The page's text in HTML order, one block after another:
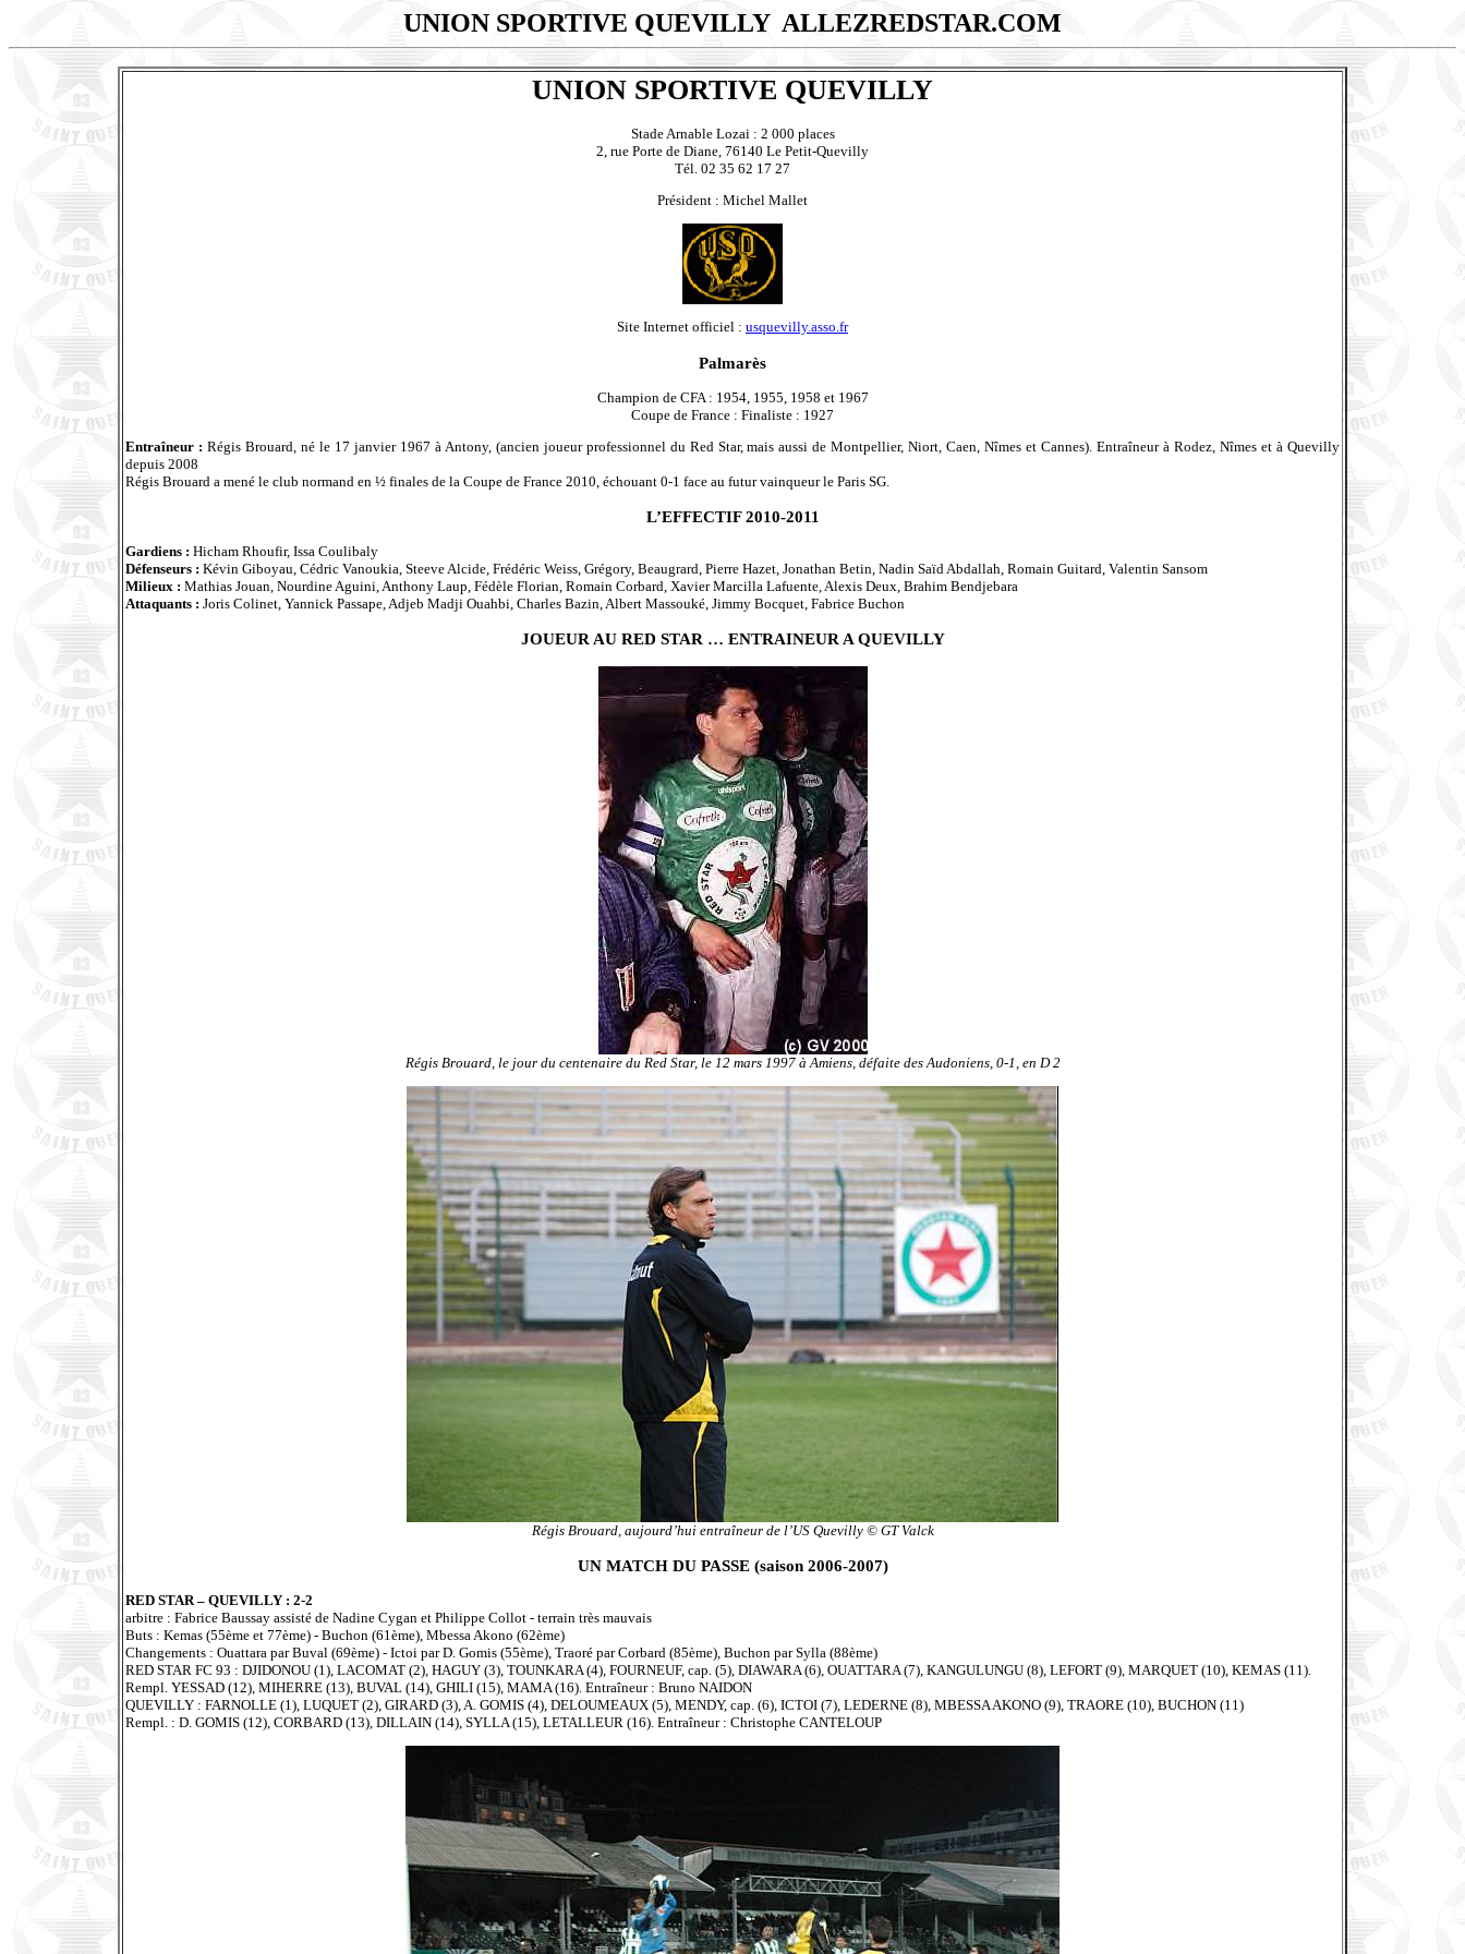
UNION SPORTIVE QUEVILLY ALLEZREDSTAR.COM
UNION SPORTIVE QUEVILLY
Stade Arnable Lozai : 2 000 places
2, rue Porte de Diane, 76140 Le Petit-Quevilly
Tél. 02 35 62 17 27
Président : Michel Mallet
Site Internet officiel : usquevilly.asso.fr
Palmarès
Champion de CFA : 1954, 1955, 1958 et 1967
Coupe de France : Finaliste : 1927
Entraîneur : Régis Brouard, né le 17 janvier 1967 à Antony, (ancien joueur professionnel du Red Star, mais aussi de Montpellier, Niort, Caen, Nîmes et Cannes). Entraîneur à Rodez, Nîmes et à Quevilly
depuis 2008
Régis Brouard a mené le club normand en ½ finales de la Coupe de France 2010, échouant 0-1 face au futur vainqueur le Paris SG.
L’EFFECTIF 2010-2011
Gardiens : Hicham Rhoufir, Issa Coulibaly
Défenseurs : Kévin Giboyau, Cédric Vanoukia, Steeve Alcide, Frédéric Weiss, Grégory, Beaugrard, Pierre Hazet, Jonathan Betin, Nadin Saïd Abdallah, Romain Guitard, Valentin Sansom
Milieux : Mathias Jouan, Nourdine Aguini, Anthony Laup, Fédèle Florian, Romain Corbard, Xavier Marcilla Lafuente, Alexis Deux, Brahim Bendjebara
Attaquants : Joris Colinet, Yannick Passape, Adjeb Madji Ouahbi, Charles Bazin, Albert Massouké, Jimmy Bocquet, Fabrice Buchon
JOUEUR AU RED STAR … ENTRAINEUR A QUEVILLY
Régis Brouard, le jour du centenaire du Red Star, le 12 mars 1997 à Amiens, défaite des Audoniens, 0-1, en D 2
Régis Brouard, aujourd’hui entraîneur de l’US Quevilly © GT Valck
UN MATCH DU PASSE (saison 2006-2007)
RED STAR – QUEVILLY : 2-2
arbitre : Fabrice Baussay assisté de Nadine Cygan et Philippe Collot - terrain très mauvais
Buts : Kemas (55ème et 77ème) - Buchon (61ème), Mbessa Akono (62ème)
Changements : Ouattara par Buval (69ème) - Ictoi par D. Gomis (55ème), Traoré par Corbard (85ème), Buchon par Sylla (88ème)
RED STAR FC 93 : DJIDONOU (1), LACOMAT (2), HAGUY (3), TOUNKARA (4), FOURNEUF, cap. (5), DIAWARA (6), OUATTARA (7), KANGULUNGU (8), LEFORT (9), MARQUET (10), KEMAS (11).
Rempl. YESSAD (12), MIHERRE (13), BUVAL (14), GHILI (15), MAMA (16). Entraîneur : Bruno NAIDON
QUEVILLY : FARNOLLE (1), LUQUET (2), GIRARD (3), A. GOMIS (4), DELOUMEAUX (5), MENDY, cap. (6), ICTOI (7), LEDERNE (8), MBESSA AKONO (9), TRAORE (10), BUCHON (11)
Rempl. : D. GOMIS (12), CORBARD (13), DILLAIN (14), SYLLA (15), LETALLEUR (16). Entraîneur : Christophe CANTELOUP